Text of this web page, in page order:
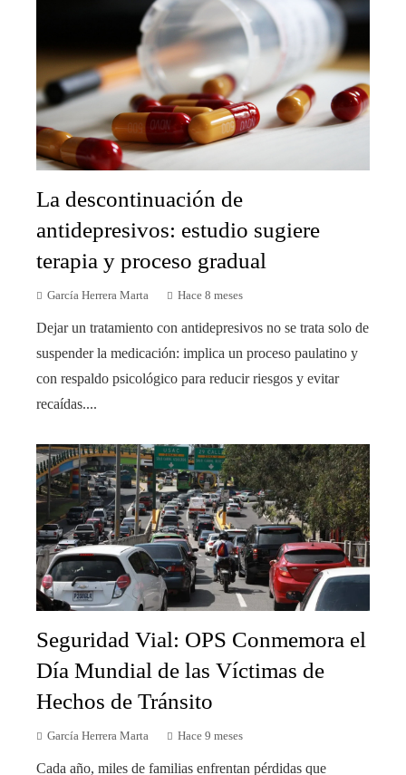
La descontinuación de
antidepresivos: estudio sugiere
terapia y proceso gradual
García Herrera Marta Hace 8 meses
Dejar un tratamiento con antidepresivos no se trata solo de
suspender la medicación: implica un proceso paulatino y
con respaldo psicológico para reducir riesgos y evitar
recaídas....
Seguridad Vial: OPS Conmemora el
Día Mundial de las Víctimas de
Hechos de Tránsito
García Herrera Marta Hace 9 meses
Cada año, miles de familias enfrentan pérdidas que